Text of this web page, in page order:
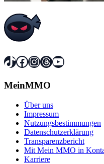
TikTok
Facebook
Instagram
Threads
YouTube
MeinMMO
Über uns
Impressum
Nutzungsbestimmungen
Datenschutzerklärung
Transparenzbericht
Mit Mein MMO in
Karriere